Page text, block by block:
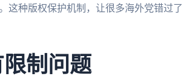
这种版权保护机制，让很多海外党错过了
制问题